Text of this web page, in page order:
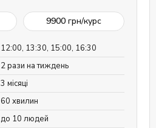
9900 грн/курс
12:00, 13:30, 15:00, 16:30
2 рази на тиждень
3 місяці
60 хвилин
до 10 людей